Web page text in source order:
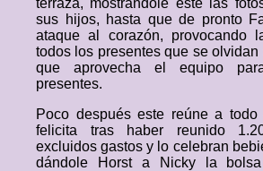
terraza, mostrándole este las
sus hijos, hasta que de pronto
ataque al corazón, provocando
todos los presentes que se
que aprovecha el equipo
presentes.
Poco después este reúne a
felicita tras haber reunido
excluidos gastos y lo celebran
dándole Horst a Nicky la